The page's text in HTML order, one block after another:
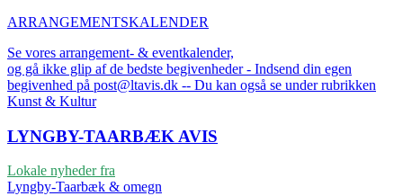
ARRANGEMENTSKALENDER
Se vores arrangement- & eventkalender,
og gå ikke glip af de bedste begivenheder - Indsend din egen
begivenhed på post@ltavis.dk -- Du kan også se under rubrikken
Kunst & Kultur
LYNGBY-TAARBÆK AVIS
Lokale nyheder fra
Lyngby-Taarbæk & omegn